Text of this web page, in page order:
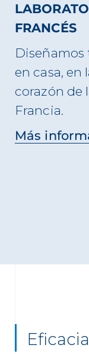
FRANCÉS
en casa, en
corazón de
Francia.
Más